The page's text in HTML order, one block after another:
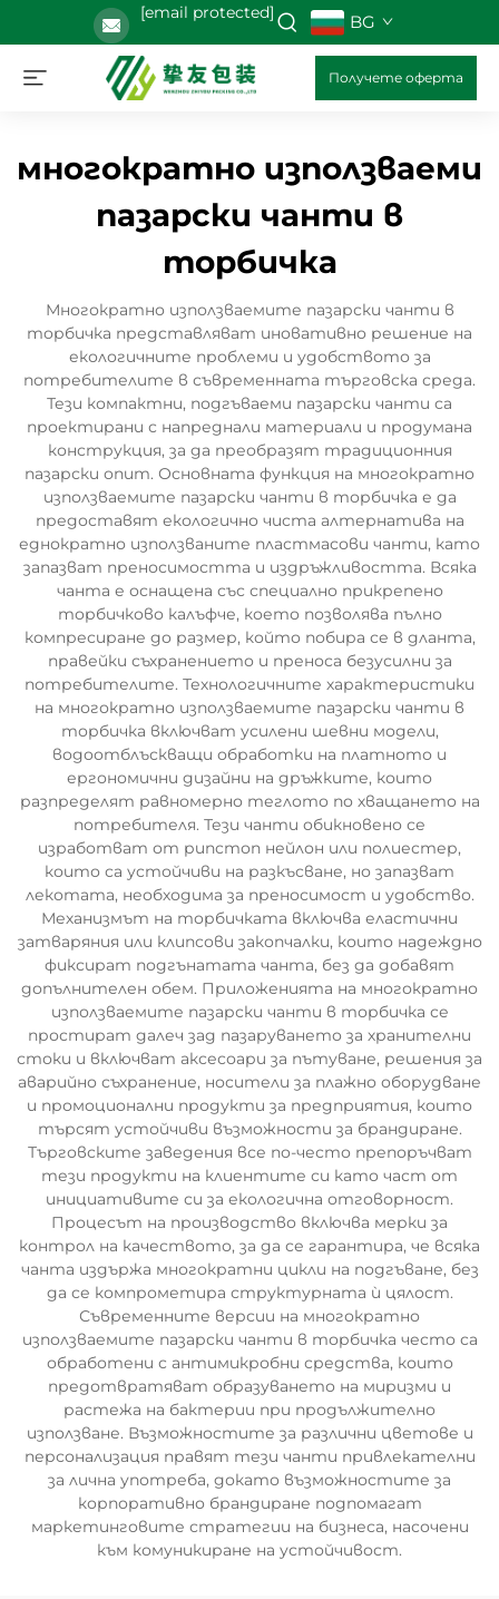
[email protected] BG
Получете оферта
многократно използваеми
пазарски чанти в
торбичка
Многократно използваемите пазарски чанти в
торбичка представляват иновативно решение на
екологичните проблеми и удобството за
потребителите в съвременната търговска среда.
Тези компактни, подгъваеми пазарски чанти са
проектирани с напреднали материали и продумана
конструкция, за да преобразят традиционния
пазарски опит. Основната функция на многократно
използваемите пазарски чанти в торбичка е да
предоставят екологично чиста алтернатива на
еднократно използваните пластмасови чанти, като
запазват преносимостта и издръжливостта. Всяка
чанта е оснащена със специално прикрепено
торбичково калъфче, което позволява пълно
компресиране до размер, който побира се в дланта,
правейки съхранението и преноса безусилни за
потребителите. Технологичните характеристики
на многократно използваемите пазарски чанти в
торбичка включват усилени шевни модели,
водоотблъскващи обработки на платното и
ергономични дизайни на дръжките, които
разпределят равномерно теглото по хващането на
потребителя. Тези чанти обикновено се
изработват от рипстоп нейлон или полиестер,
които са устойчиви на разкъсване, но запазват
лекотата, необходима за преносимост и удобство.
Механизмът на торбичката включва еластични
затваряния или клипсови закопчалки, които надеждно
фиксират подгънатата чанта, без да добавят
допълнителен обем. Приложенията на многократно
използваемите пазарски чанти в торбичка се
простират далеч зад пазаруването за хранителни
стоки и включват аксесоари за пътуване, решения за
аварийно съхранение, носители за плажно оборудване
и промоционални продукти за предприятия, които
търсят устойчиви възможности за брандиране.
Търговските заведения все по-често препоръчват
тези продукти на клиентите си като част от
инициативите си за екологична отговорност.
Процесът на производство включва мерки за
контрол на качеството, за да се гарантира, че всяка
чанта издържа многократни цикли на подгъване, без
да се компрометира структурната ѝ цялост.
Съвременните версии на многократно
използваемите пазарски чанти в торбичка често са
обработени с антимикробни средства, които
предотвратяват образуването на миризми и
растежа на бактерии при продължително
използване. Възможностите за различни цветове и
персонализация правят тези чанти привлекателни
за лична употреба, докато възможностите за
корпоративно брандиране подпомагат
маркетинговите стратегии на бизнеса, насочени
към комуникиране на устойчивост.